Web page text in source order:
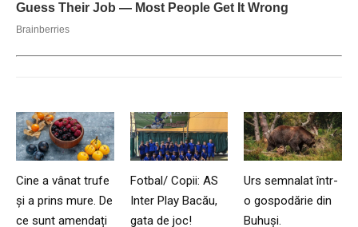
Cine a vânat trufe
și a prins mure. De
ce sunt amendați
Fotbal/ Copii: AS
Inter Play Bacău,
gata de joc!
Urs semnalat într-
o gospodărie din
Buhuși.